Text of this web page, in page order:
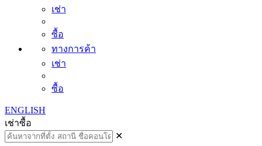
เช่า
ซื้อ
ทางการค้า
เช่า
ซื้อ
ENGLISH
เช่าซื้อ
✕